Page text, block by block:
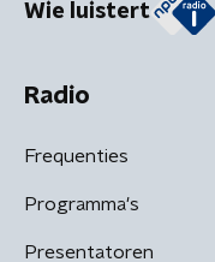
Wie luistert
Radio
Frequenties
Programma's
Presentatoren